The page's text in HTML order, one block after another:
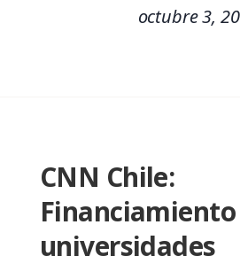
octubre 3,
CNN Chile:
universidades